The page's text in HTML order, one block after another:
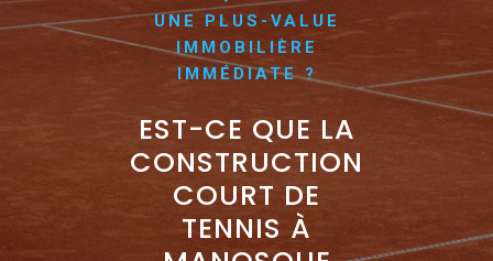
UNE PLUS-VALUE
IMMOBILIÈRE
IMMÉDIATE ?
EST-CE QUE LA
CONSTRUCTION
COURT DE
TENNIS À